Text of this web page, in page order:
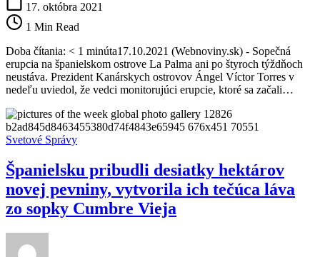
neustáva
ani
po
štyroch
týždňoch,
láva
tečie
(video)
17. októbra 2021
1 Min Read
Doba čítania: < 1 minúta17.10.2021 (Webnoviny.sk) - Sopečná
erupcia na španielskom ostrove La Palma ani po štyroch týždňoch
neustáva. Prezident Kanárskych ostrovov Ángel Víctor Torres v
nedeľu uviedol, že vedci monitorujúci erupcie, ktoré sa začali…
Svetové Správy
Španielsku pribudli desiatky hektárov
novej pevniny, vytvorila ich tečúca láva
zo sopky Cumbre Vieja